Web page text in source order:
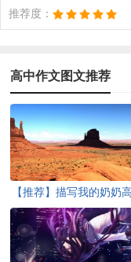
推荐度：
高中作文图文推荐
【推荐】描写我的奶奶
700字四篇